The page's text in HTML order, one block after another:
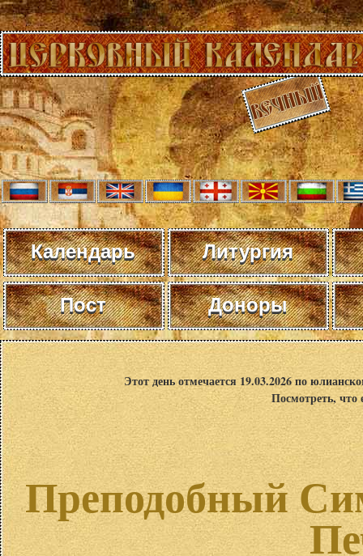
Календарь Литургия
Пост Доноры
Этот день отмечается 19.03.2026 по
Посмотреть,
Преподобный